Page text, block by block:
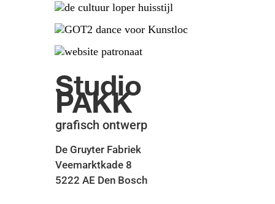
Studio
PAKK
grafisch ontwerp
De Gruyter Fabriek
Veemarktkade 8
5222 AE Den Bosch